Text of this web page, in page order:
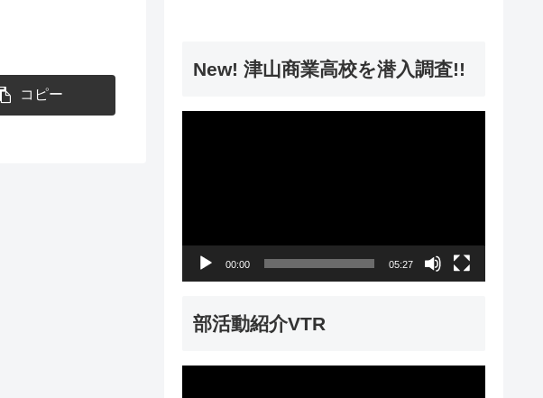
コピー
New! 津山商業高校を潜入調査!!
00:00 05:27
部活動紹介VTR